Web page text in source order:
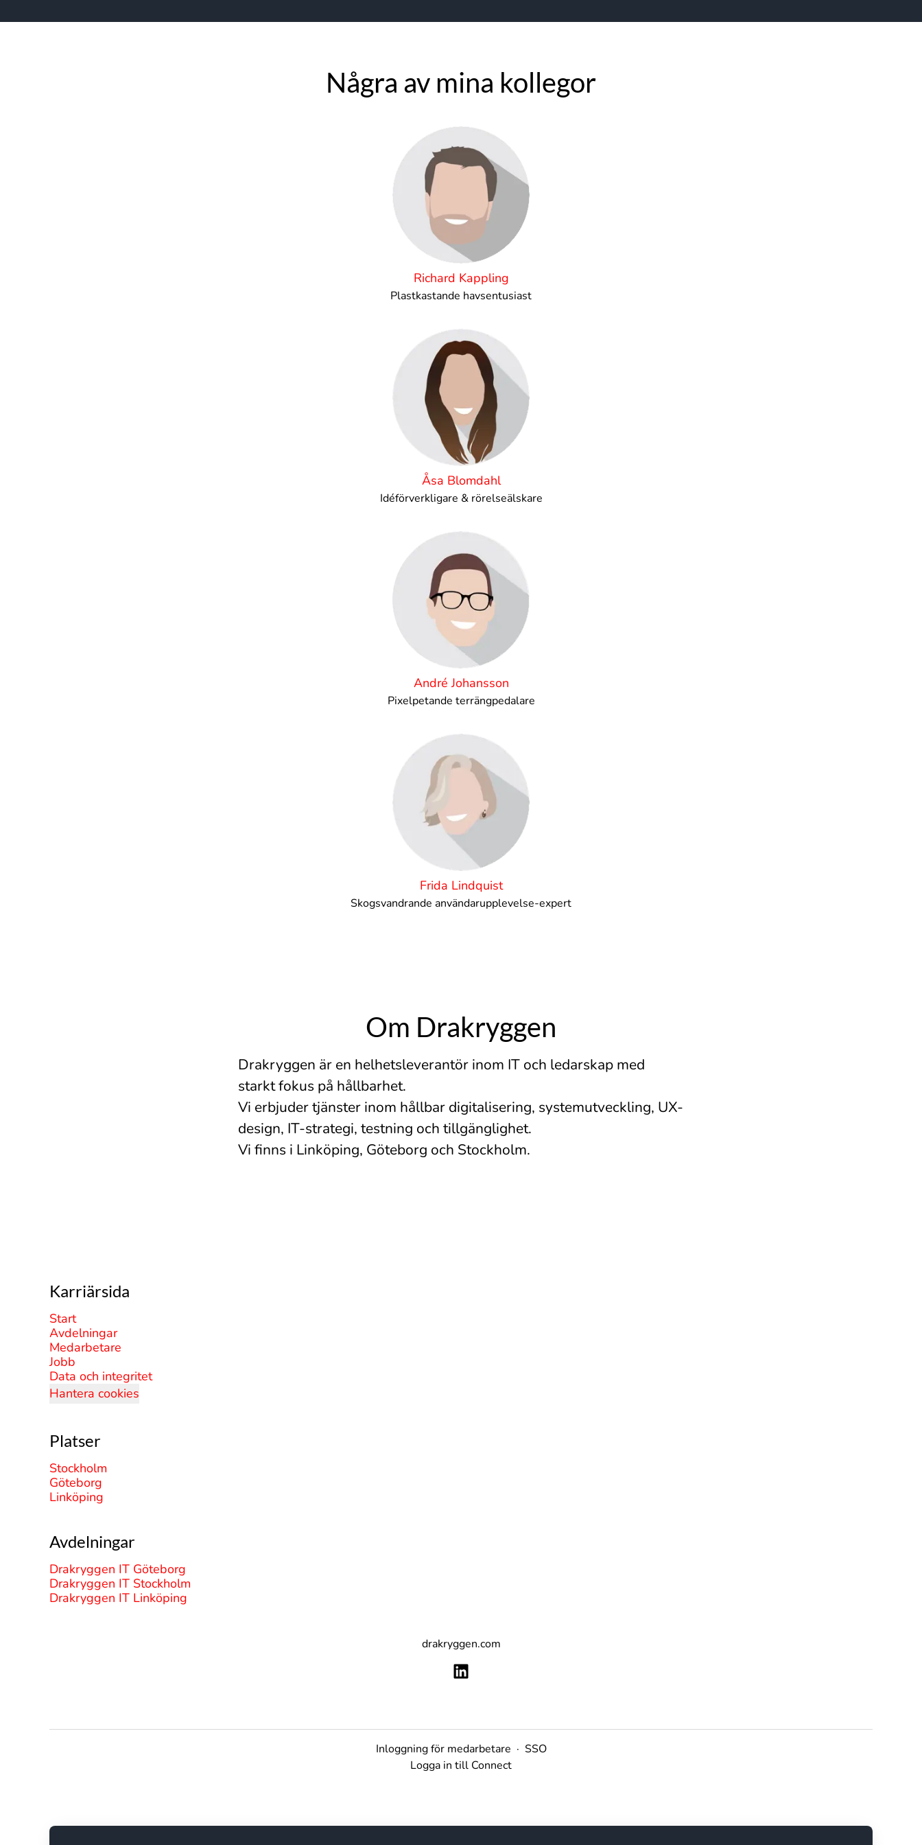
Några av mina kollegor
Richard Kappling
Plastkastande havsentusiast
Åsa Blomdahl
Idéförverkligare & rörelseälskare
André Johansson
Pixelpetande terrängpedalare
Frida Lindquist
Skogsvandrande användarupplevelse-expert
Om Drakryggen
Drakryggen är en helhetsleverantör inom IT och ledarskap med
starkt fokus på hållbarhet.
Vi erbjuder tjänster inom hållbar digitalisering, systemutveckling, UX-
design, IT-strategi, testning och tillgänglighet.
Vi finns i Linköping, Göteborg och Stockholm.
Karriärsida
Start
Avdelningar
Medarbetare
Jobb
Data och integritet
Hantera cookies
Platser
Stockholm
Göteborg
Linköping
Avdelningar
Drakryggen IT Göteborg
Drakryggen IT Stockholm
Drakryggen IT Linköping
drakryggen.com
Inloggning för medarbetare · SSO
Logga in till Connect